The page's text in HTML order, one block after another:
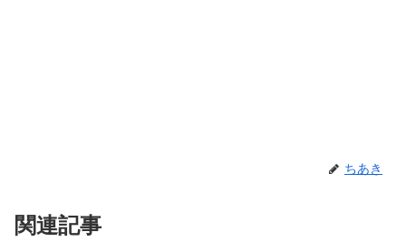
ちあき
関連記事